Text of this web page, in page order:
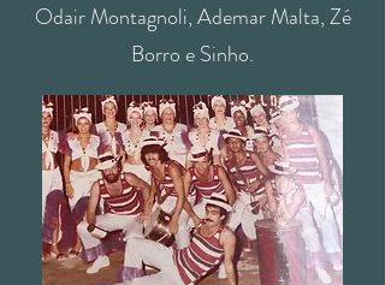
Odair Montagnoli, Ademar Malta, Zé
Borro e Sinho.